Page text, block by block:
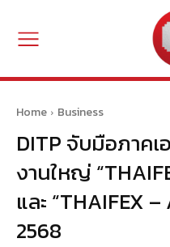
Home Business
DITP จับมือภาค
งานใหญ่
และ “THAIFEX
2568